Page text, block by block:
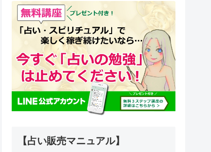
【占い販売マニュアル】